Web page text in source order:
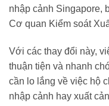
nhập cảnh Singapore,
Cơ quan Kiểm soát
Với các thay đổi này,
thuận tiện và nhanh
cần lo lắng về việc hộ
nhập cảnh hay xuất